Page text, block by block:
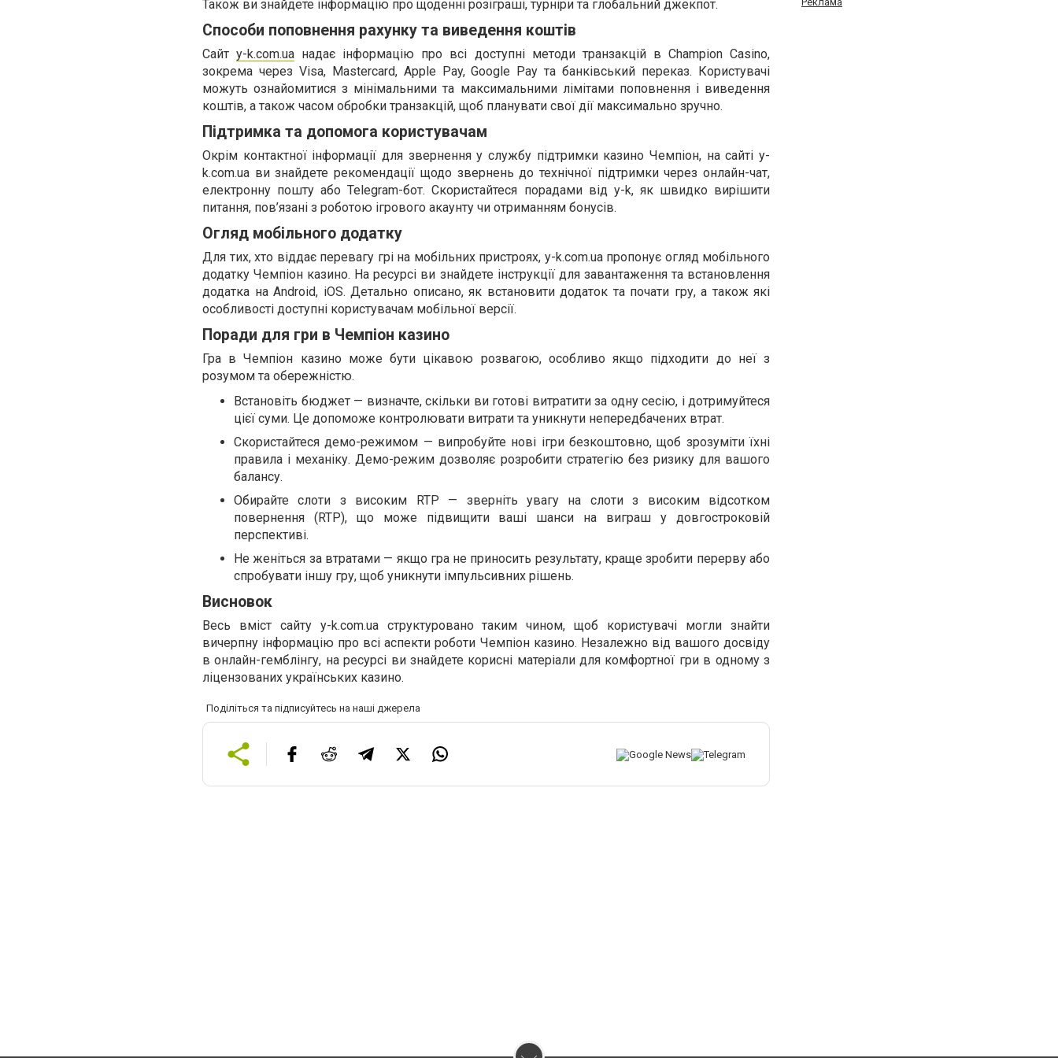
Також ви знайдете інформацію про щоденні розіграші, турніри та глобальний джекпот.
Способи поповнення рахунку та виведення коштів
Сайтy-k.com.ua надає інформацію про всі доступні методи транзакцій в Champion Casino,
зокрема через Visa, Mastercard, Apple Pay, Google Pay та банківський переказ. Користувачі
можуть ознайомитися з мінімальними та максимальними лімітами поповнення і виведення
коштів, а також часом обробки транзакцій, щоб планувати свої дії максимально зручно.
Підтримка та допомога користувачам
Окрім контактної інформації для звернення у службу підтримки казино Чемпіон, на сайті y-
k.com.ua ви знайдете рекомендації щодо звернень до технічної підтримки через онлайн-чат,
електронну пошту або Telegram-бот. Скористайтеся порадами від y-k, як швидко вирішити
питання, пов’язані з роботою ігрового акаунту чи отриманням бонусів.
Огляд мобільного додатку
Для тих, хто віддає перевагу грі на мобільних пристроях, y-k.com.ua пропонує огляд мобільного
додатку Чемпіон казино. На ресурсі ви знайдете інструкції для завантаження та встановлення
додатка на Android, iOS. Детально описано, як встановити додаток та почати гру, а також які
особливості доступні користувачам мобільної версії.
Поради для гри в Чемпіон казино
Гра в Чемпіон казино може бути цікавою розвагою, особливо якщо підходити до неї з
розумом та обережністю.
Встановіть бюджет — визначте, скільки ви готові витратити за одну сесію, і дотримуйтеся
цієї суми. Це допоможе контролювати витрати та уникнути непередбачених втрат.
Скористайтеся демо-режимом — випробуйте нові ігри безкоштовно, щоб зрозуміти їхні
правила і механіку. Демо-режим дозволяє розробити стратегію без ризику для вашого
балансу.
Обирайте слоти з високим RTP — зверніть увагу на слоти з високим відсотком
повернення (RTP), що може підвищити ваші шанси на виграш у довгостроковій
перспективі.
Не женіться за втратами — якщо гра не приносить результату, краще зробити перерву або
спробувати іншу гру, щоб уникнути імпульсивних рішень.
Висновок
Весь вміст сайту y-k.com.ua структуровано таким чином, щоб користувачі могли знайти
вичерпну інформацію про всі аспекти роботи Чемпіон казино. Незалежно від вашого досвіду
в онлайн-гемблінгу, на ресурсі ви знайдете корисні матеріали для комфортної гри в одному з
ліцензованих українських казино.
Поділіться та підписуйтесь на наші джерела